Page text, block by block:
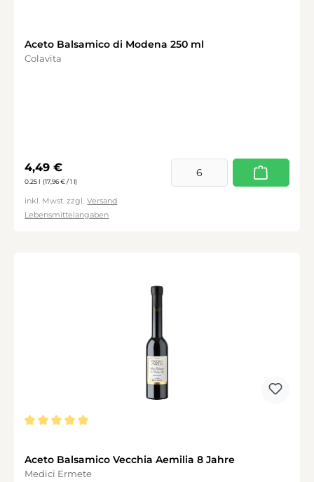
Aceto Balsamico di Modena 250 ml
Colavita
Regulärer Preis:
4,49 €
0.25 l (17,96 € / 1 l)
inkl. Mwst. zzgl. Versand
Lebensmittelangaben
Aceto Balsamico Vecchia Aemilia 8 Jahre
Medici Ermete